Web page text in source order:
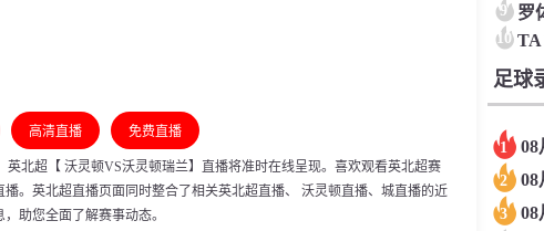
高清直播 免费直播
英北超【 沃灵顿VS沃灵顿瑞兰】直播将准时在线呈现。喜欢观看英北超赛
。英北超直播页面同时整合了相关英北超直播、 沃灵顿直播、城直播的近
助您全面了解赛事动态。
9
10
足球
1
2
3